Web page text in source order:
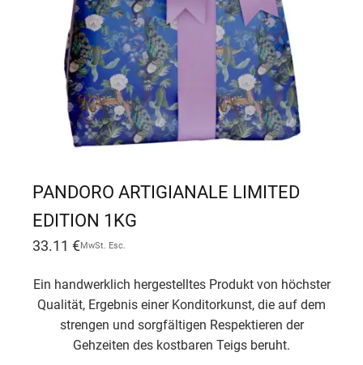
PANDORO ARTIGIANALE LIMITED
EDITION 1KG
33.11 €MwSt. Esc.
Ein handwerklich hergestelltes Produkt von höchster
Qualität, Ergebnis einer Konditorkunst, die auf dem
strengen und sorgfältigen Respektieren der
Gehzeiten des kostbaren Teigs beruht.